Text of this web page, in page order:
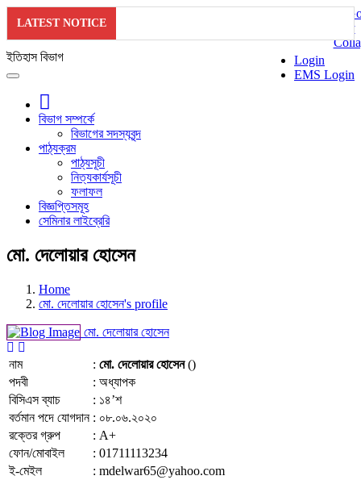
LATEST NOTICE
Login
EMS Login
ইতিহাস বিভাগ
বিভাগ সম্পর্কে
বিভাগের সদস্যবৃন্দ
পাঠ্যক্রম
পাঠ্যসূচী
নিত্যকার্যসূচী
ফলাফল
বিজ্ঞপ্তিসমূহ
সেমিনার লাইব্রেরি
মো. দেলোয়ার হোসেন
Home
মো. দেলোয়ার হোসেন's profile
মো. দেলোয়ার হোসেন
নাম : মো. দেলোয়ার হোসেন()
পদবী
: অধ্যাপক
বিসিএস ব্যাচ
: ১৪’শ
বর্তমান পদে যোগদান : ০৮.০৬.২০২০
রক্তের গ্রুপ
: A+
ফোন/মোবাইল
: 01711113234
ই-মেইল
: mdelwar65@yahoo.com